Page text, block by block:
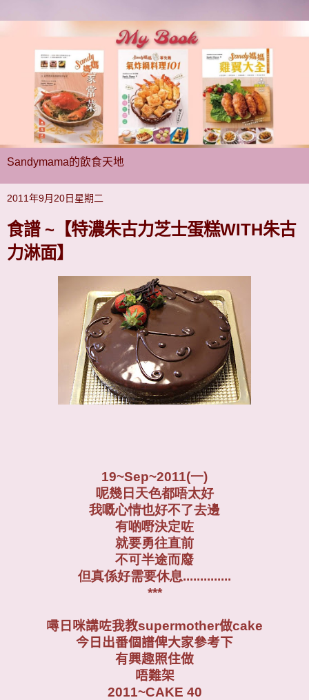
Sandymama的飲食天地
2011年9月20日星期二
食譜 ~【特濃朱古力芝士蛋糕WITH朱古
力淋面】
19~Sep~2011(一)
呢幾日天色都唔太好
我嘅心情也好不了去邊
有啲嘢決定咗
就要勇往直前
不可半途而廢
但真係好需要休息..............
***
噚日咪講咗我教supermother做cake
今日出番個譜俾大家參考下
有興趣照住做
唔難架
2011~CAKE 40